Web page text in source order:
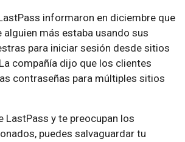
informaron en diciembre que
alguien más estaba usando sus
para iniciar sesión desde sitios
compañía dijo que los clientes
contraseñas para múltiples sitios
LastPass y te preocupan los
puedes salvaguardar tu